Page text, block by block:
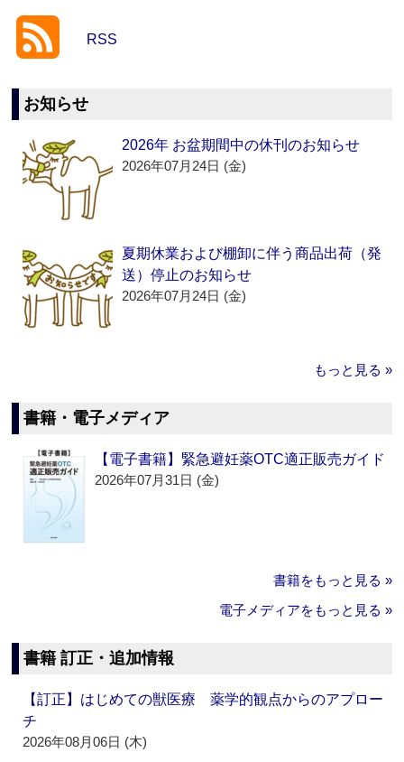
RSS
お知らせ
2026年 お盆期間中の休刊のお知らせ
2026年07月24日 (金)
夏期休業および棚卸に伴う商品出荷（発
送）停止のお知らせ
2026年07月24日 (金)
もっと見る »
書籍・電子メディア
【電子書籍】緊急避妊薬OTC適正販売ガイド
2026年07月31日 (金)
書籍をもっと見る »
電子メディアをもっと見る »
書籍 訂正・追加情報
【訂正】はじめての獣医療 薬学的観点からのアプロー
チ
2026年08月06日 (木)